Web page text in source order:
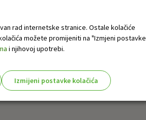
rad internetske stranice. Ostale kolačiće
možete promijeniti na "Izmjeni postavke
i njihovoj upotrebi.
Izmijeni postavke kolačića